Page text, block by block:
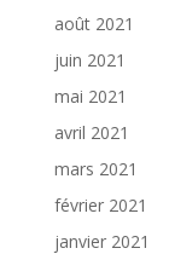
août 2021
juin 2021
mai 2021
avril 2021
mars 2021
février 2021
janvier 2021